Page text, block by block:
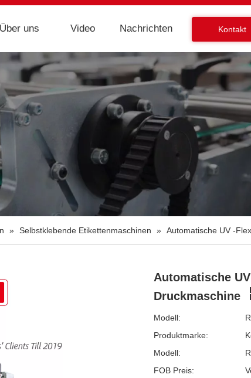
Über uns Video Nachrichten Kontakt
» Selbstklebende Etikettenmaschinen » Automatische UV -
Automatische
Druckmaschine
Modell:
Produktmarke:
Modell:
FOB Preis: